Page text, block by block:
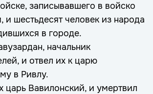
записывавшего в войско
и шестьдесят человек из народа
в городе.
начальник
и отвел их к царю
в Ривлу.
царь Вавилонский, и умертвил